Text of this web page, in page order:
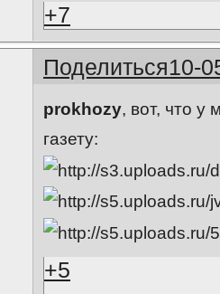
+7
Поделиться10-
prokhozy, вот, что у
газету:
+5